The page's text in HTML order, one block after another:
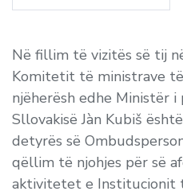
Në fillim të vizitës së tij
Komitetit të ministrave
njëherësh edhe Ministër
Sllovakisë Jàn Kubiš
detyrës së
qëllim të njohjes për së
aktivitetet e Institucionit